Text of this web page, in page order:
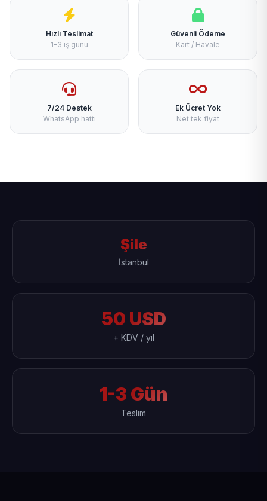
Hızlı Teslimat
1-3 iş günü
Güvenli Ödeme
Kart / Havale
7/24 Destek
WhatsApp hattı
Ek Ücret Yok
Net tek fiyat
Şile
İstanbul
50 USD
+ KDV / yıl
1-3 Gün
Teslim